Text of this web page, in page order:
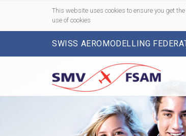
This website uses cookies to ensure you get
use of cookies
SWISS AEROMODELLING